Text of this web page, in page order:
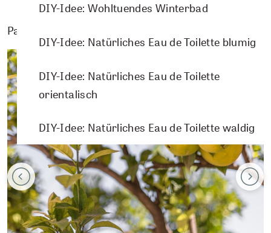
DIY-Idee: Wohltuendes Winterbad
DIY-Idee: Natürliches Eau de Toilette blumig
DIY-Idee: Natürliches Eau de Toilette
orientalisch
DIY-Idee: Natürliches Eau de Toilette waldig
Passende Pflanzenporträts